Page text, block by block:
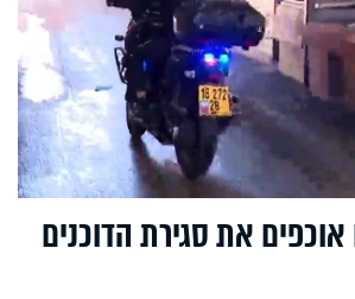
את סגירת הדוכנים